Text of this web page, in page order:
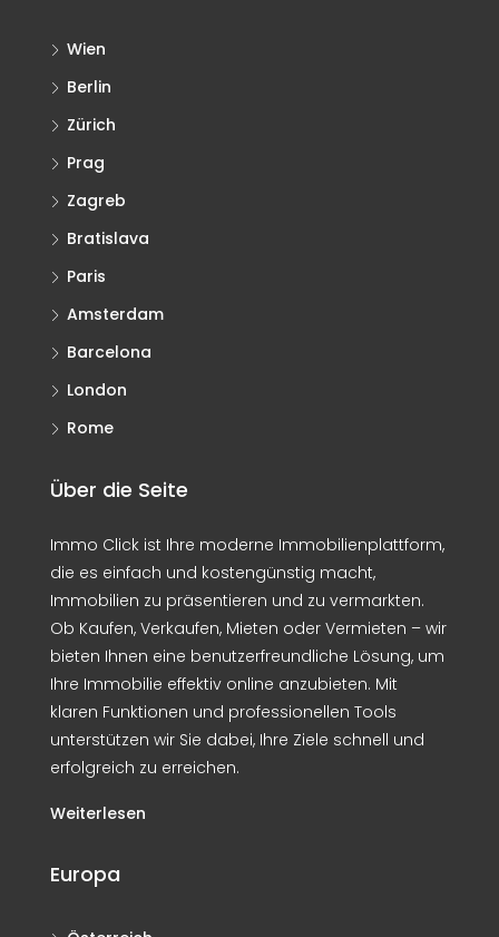
Wien
Berlin
Zürich
Prag
Zagreb
Bratislava
Paris
Amsterdam
Barcelona
London
Rome
Über die Seite
Immo Click ist Ihre moderne Immobilienplattform,
die es einfach und kostengünstig macht,
Immobilien zu präsentieren und zu vermarkten.
Ob Kaufen, Verkaufen, Mieten oder Vermieten – wir
bieten Ihnen eine benutzerfreundliche Lösung, um
Ihre Immobilie effektiv online anzubieten. Mit
klaren Funktionen und professionellen Tools
unterstützen wir Sie dabei, Ihre Ziele schnell und
erfolgreich zu erreichen.
Weiterlesen
Europa